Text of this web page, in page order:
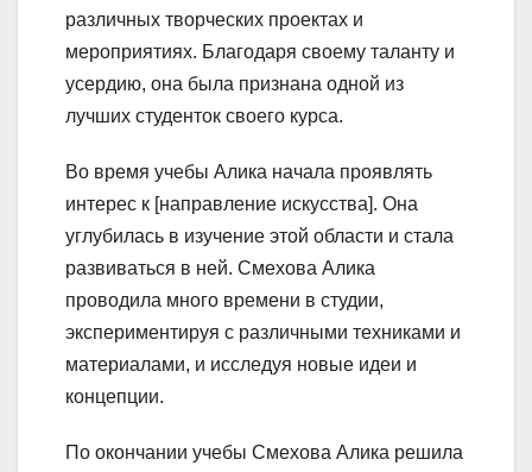
различных творческих проектах и
мероприятиях. Благодаря своему таланту и
усердию, она была признана одной из
лучших студенток своего курса.
Во время учебы Алика начала проявлять
интерес к [направление искусства]. Она
углубилась в изучение этой области и стала
развиваться в ней. Смехова Алика
проводила много времени в студии,
экспериментируя с различными техниками и
материалами, и исследуя новые идеи и
концепции.
По окончании учебы Смехова Алика решила